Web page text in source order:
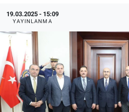
19.03.2025 - 15:09
YAYINLANMA